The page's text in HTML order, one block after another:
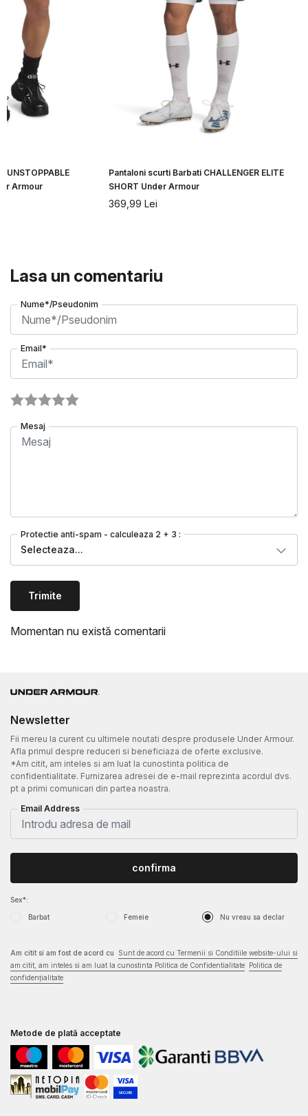
UNSTOPPABLE
Armour
Pantaloni scurti Barbati CHALLENGER ELITE
SHORT Under Armour
369,99 Lei
Lasa un comentariu
Nume*/Pseudonim
Email*
Mesaj
Protectie anti-spam - calculeaza 2 + 3 :
Selecteaza...
Trimite
Momentan nu există comentarii
Newsletter
Fii mereu la curent cu ultimele noutati despre produsele Under Armour.
Afla primul despre reduceri si beneficiaza de oferte exclusive.
*Am citit, am inteles si am luat la cunostinta politica de
confidentialitate. Furnizarea adresei de e-mail reprezinta acordul dvs.
pt a primi comunicari din partea noastra.
Email Address
Sex*:
Barbat Femeie Nu vreau sa declar
confirma
Am citit si am fost de acord cu
Sunt de acord cu Termenii si Conditiile website-ului si
am citit, am inteles si am luat la cunostinta Politica de Confidentialitate Politica de
confidențialitate
Metode de plată acceptate